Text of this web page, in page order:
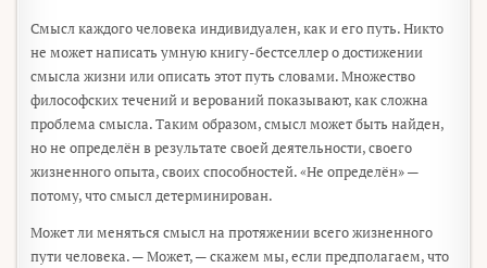
Смысл каждого человека индивидуален, как и его путь. Никто
не может написать умную книгу-бестселлер о достижении
смысла жизни или описать этот путь словами. Множество
философских течений и верований показывают, как сложна
проблема смысла. Таким образом, смысл может быть найден,
но не определён в результате своей деятельности, своего
жизненного опыта, своих способностей. «Не определён» —
потому, что смысл детерминирован.
Может ли меняться смысл на протяжении всего жизненного
пути человека. — Может, — скажем мы, если предполагаем, что